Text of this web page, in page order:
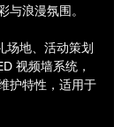
与浪漫氛围。
场地、活动策划
视频墙系统，
护特性，适用于